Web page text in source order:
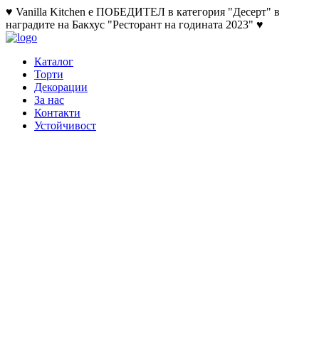
♥ Vanilla Kitchen е ПОБЕДИТЕЛ в категория "Десерт" в
наградите на Бакхус "Ресторант на годината 2023" ♥
Каталог
Торти
Декорации
За нас
Контакти
Устойчивост